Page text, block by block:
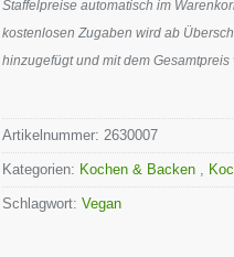
Staffelpreise automatisch im
kostenlosen Zugaben wird ab
hinzugefügt und mit dem Gesamtpreis
Artikelnummer: 2630007
Kategorien: Kochen & Backen
Schlagwort:Vegan